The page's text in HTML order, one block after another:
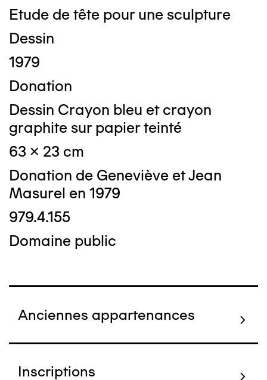
Etude de tête pour une sculpture
Dessin
1979
Donation
Dessin Crayon bleu et crayon
graphite sur papier teinté
63 x 23 cm
Donation de Geneviève et Jean
Masurel en 1979
979.4.155
Domaine public
Anciennes appartenances
Inscriptions